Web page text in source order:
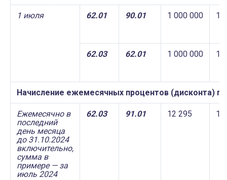
1 июля 62.01 90.01 1 000 000 1
62.03 62.01 1 000 000 1
Начисление ежемесячных процентов (дисконта)
Ежемесячно в
последний
день месяца
до 31.10.2024
включительно,
сумма в
примере — за
июль 2024
62.03 91.01 12 295 12